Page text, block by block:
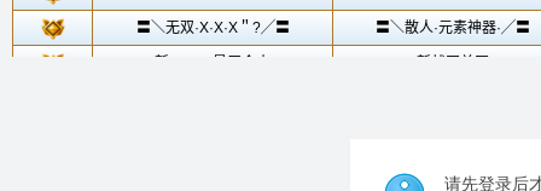
请先登录后